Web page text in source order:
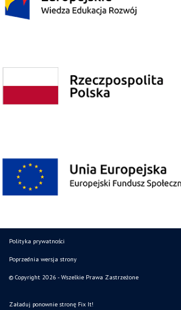
Polityka prywatności
Poprzednia wersja strony
© Copyright 2026 - Wszelkie Prawa Zastrzeżone
Załaduj ponownie stronę Fix It!